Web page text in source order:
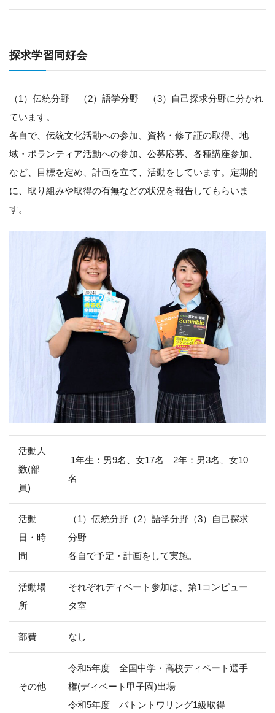
探求学習同好会
（1）伝統分野 （2）語学分野 （3）自己探求分野に分かれ
ています。
各自で、伝統文化活動への参加、資格・修了証の取得、地
域・ボランティア活動への参加、公募応募、各種講座参加、
など、目標を定め、計画を立て、活動をしています。定期的
に、取り組みや取得の有無などの状況を報告してもらいま
す。
活動人
数(部
員)
1年生：男9名、女17名 2年：男3名、女10
名
活動
日・時
間
（1）伝統分野（2）語学分野（3）自己探求
分野
各自で予定・計画をして実施。
活動場
所
それぞれディベート参加は、第1コンピュー
タ室
部費 なし
その他
令和5年度 全国中学・高校ディベート選手
権(ディベート甲子園)出場
令和5年度 バトントワリング1級取得